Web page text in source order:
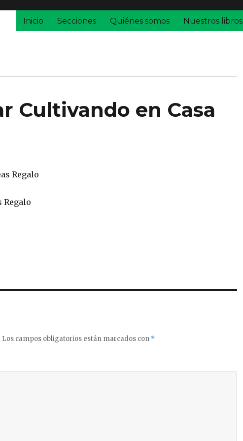
Inicio Secciones Quiénes somos Nuestros libros
Cultivando en Casa
Regalo
Los campos obligatorios están marcados con *